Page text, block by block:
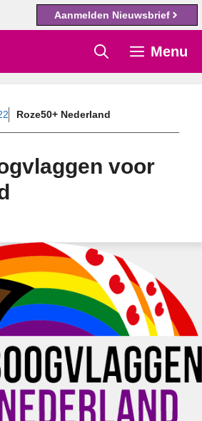
Aanmelden Nieuwsbrief
Menu
Roze50+ Nederland
voor